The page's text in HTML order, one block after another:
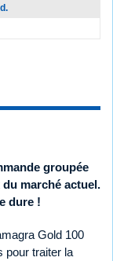
groupée
marché actuel.
dure !
Gold 100
pour traiter la